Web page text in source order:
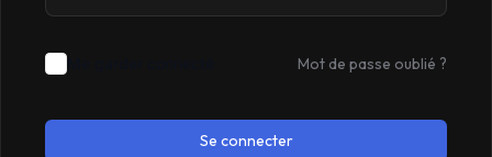
Mot de passe oublié ?
Se connecter